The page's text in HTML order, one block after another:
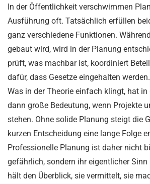
In der Öffentlichkeit verschwimmen
Ausführung oft. Tatsächlich erfüllen
ganz verschiedene Funktionen.
gebaut wird, wird in der Planung
prüft, was machbar ist, koordiniert
dafür, dass Gesetze eingehalten werden.
Was in der Theorie einfach klingt, hat in
dann große Bedeutung, wenn Projekte
stehen. Ohne solide Planung steigt die
kurzen Entscheidung eine lange Folge
Professionelle Planung ist daher nicht
gefährlich, sondern ihr eigentlicher Sinn
hält den Überblick, sie vermittelt, sie